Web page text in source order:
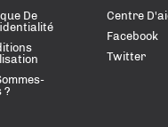
De
?
Centre
Facebook
Twitter